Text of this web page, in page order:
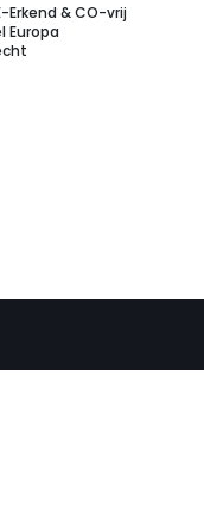
Erkend & CO-vrij
Europa